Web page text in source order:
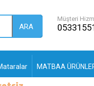
ARA
Müşteri
MATBAA